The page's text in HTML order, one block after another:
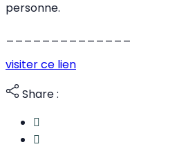
personne.
visiter ce lien
Share :